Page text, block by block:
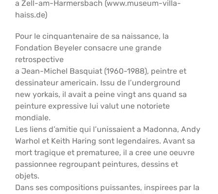
a Zell-am-Harmersbach (www.museum-villa-
haiss.de)
Pour le cinquantenaire de sa naissance, la
Fondation Beyeler consacre une grande
retrospective
a Jean-Michel Basquiat (1960-1988), peintre et
dessinateur americain. Issu de l’underground
new yorkais, il avait a peine vingt ans quand sa
peinture expressive lui valut une notoriete
mondiale.
Les liens d’amitie qui l’unissaient a Madonna, Andy
Warhol et Keith Haring sont legendaires. Avant sa
mort tragique et prematuree, il a cree une oeuvre
passionnee regroupant peintures, dessins et
objets.
Dans ses compositions puissantes, inspirees par la